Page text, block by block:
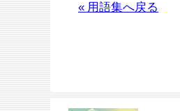
« 用語集へ戻る